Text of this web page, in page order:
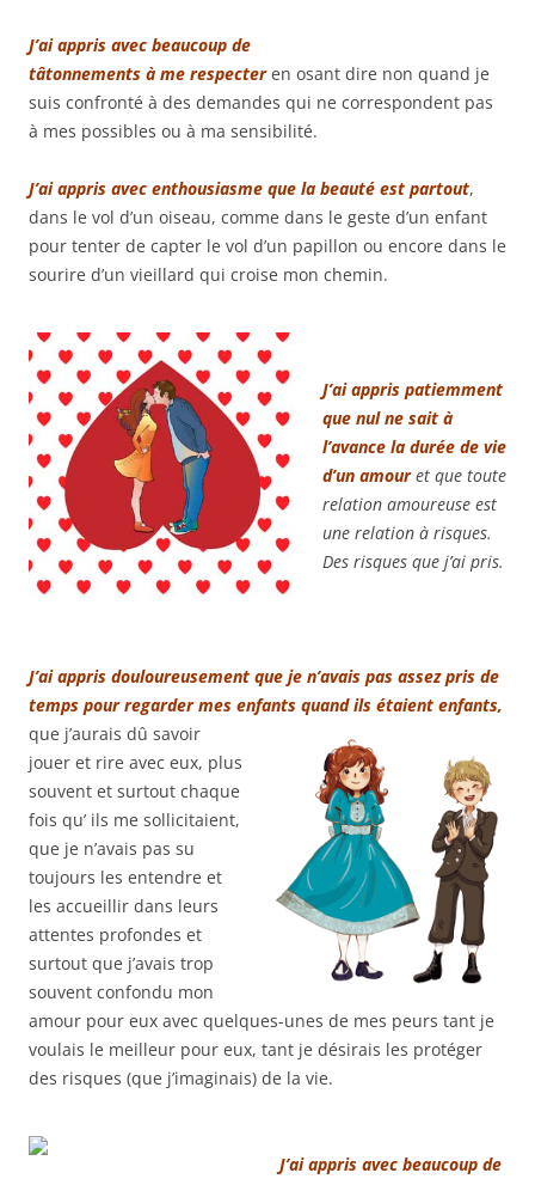
J’ai appris avec beaucoup de
tâtonnements à me respecter en osant dire non quand je
suis confronté à des demandes qui ne correspondent pas
à mes possibles ou à ma sensibilité.
J’ai appris avec enthousiasme que la beauté est partout,
dans le vol d’un oiseau, comme dans le geste d’un enfant
pour tenter de capter le vol d’un papillon ou encore dans le
sourire d’un vieillard qui croise mon chemin.
J’ai appris patiemment
que nul ne sait à
l’avance la durée de vie
d’un amouret que toute
relation amoureuse est
une relation à risques.
Des risques que j’ai pris.
J’ai appris douloureusement que je n’avais pas assez pris de
temps pour regarder mes enfants quand ils étaient enfants,
que j’aurais dû savoir
jouer et rire avec eux, plus
souvent et surtout chaque
fois qu’ ils me sollicitaient,
que je n’avais pas su
toujours les entendre et
les accueillir dans leurs
attentes profondes et
surtout que j’avais trop
souvent confondu mon
amour pour eux avec quelques-unes de mes peurs tant je
voulais le meilleur pour eux, tant je désirais les protéger
des risques (que j’imaginais) de la vie.
J’ai appris avec beaucoup de